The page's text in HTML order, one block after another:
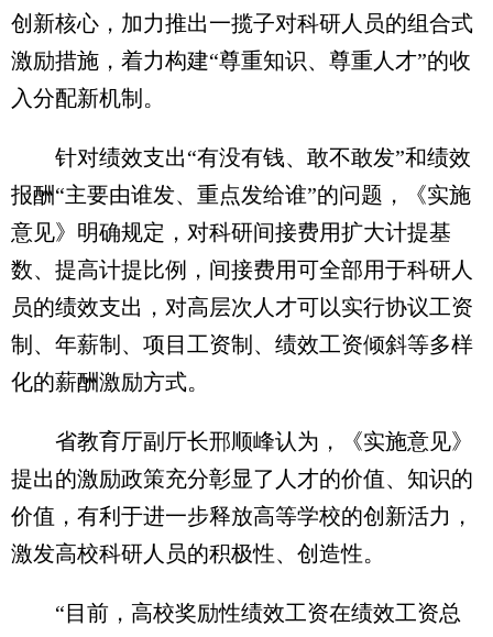
创新核心，加力推出一揽子对科研人员的组合式
激励措施，着力构建“尊重知识、尊重人才”的收
入分配新机制。
针对绩效支出“有没有钱、敢不敢发”和绩效
报酬“主要由谁发、重点发给谁”的问题，《实施
意见》明确规定，对科研间接费用扩大计提基
数、提高计提比例，间接费用可全部用于科研人
员的绩效支出，对高层次人才可以实行协议工资
制、年薪制、项目工资制、绩效工资倾斜等多样
化的薪酬激励方式。
省教育厅副厅长邢顺峰认为，《实施意见》
提出的激励政策充分彰显了人才的价值、知识的
价值，有利于进一步释放高等学校的创新活力，
激发高校科研人员的积极性、创造性。
“目前，高校奖励性绩效工资在绩效工资总